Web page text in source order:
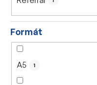
Formát
A5 1